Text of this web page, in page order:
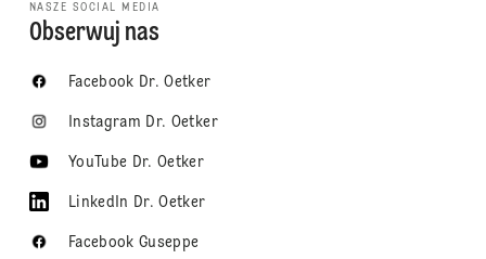
NASZE SOCIAL MEDIA
Obserwuj nas
Facebook Dr. Oetker
Instagram Dr. Oetker
YouTube Dr. Oetker
LinkedIn Dr. Oetker
Facebook Guseppe